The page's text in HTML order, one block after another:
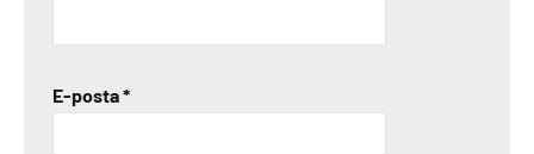
E-posta*